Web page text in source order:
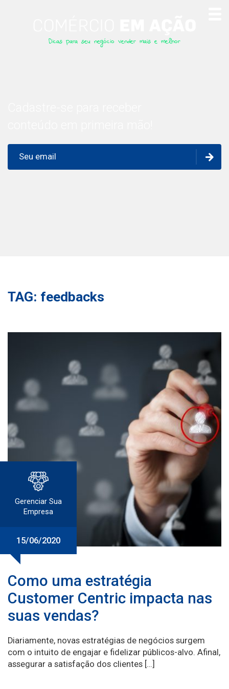
Dicas para seu negócio vender mais e melhor
TAG: feedbacks
Gerenciar Sua
Empresa
15/06/2020
Como uma estratégia
Customer Centric impacta nas
suas vendas?
Diariamente, novas estratégias de negócios surgem
com o intuito de engajar e fidelizar públicos-alvo. Afinal,
assegurar a satisfação dos clientes […]